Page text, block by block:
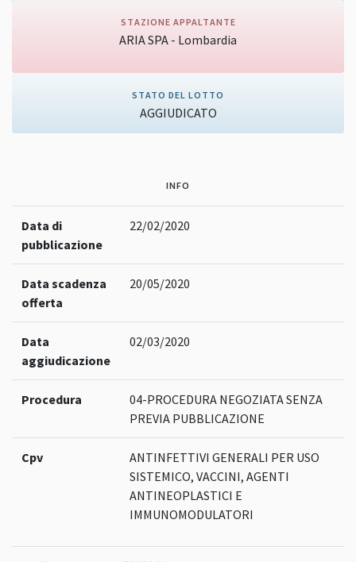
STAZIONE APPALTANTE
ARIA SPA - Lombardia
STATO DEL LOTTO
AGGIUDICATO
INFO
Data di
pubblicazione
22/02/2020
Data scadenza
offerta
20/05/2020
Data
aggiudicazione
02/03/2020
Procedura
04-PROCEDURA NEGOZIATA SENZA
PREVIA PUBBLICAZIONE
Cpv
ANTINFETTIVI GENERALI PER USO
SISTEMICO, VACCINI, AGENTI
ANTINEOPLASTICI E
IMMUNOMODULATORI